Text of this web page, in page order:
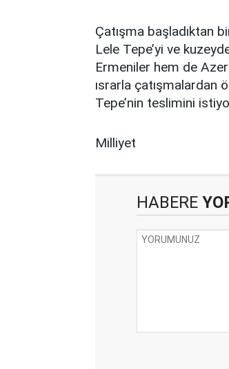
Çatışma başladıktan
Lele Tepe’yi ve
Ermeniler hem de
ısrarla çatışmalardan
Tepe’nin teslimini
Milliyet
HABERE